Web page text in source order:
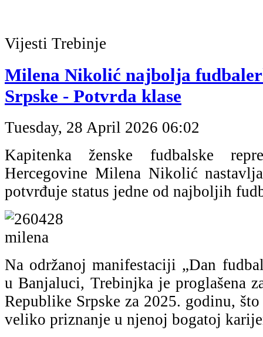
Vijesti Trebinje
Milena Nikolić najbolja
Srpske - Potvrda klase
Tuesday, 28 April 2026 06:02
Kapitenka ženske fudbalske
Hercegovine Milena Nikolić
potvrđuje status jedne od najboljih
Na održanoj manifestaciji „Dan
u Banjaluci, Trebinjka je proglašena
Republike Srpske za 2025. godinu,
veliko priznanje u njenoj bogatoj